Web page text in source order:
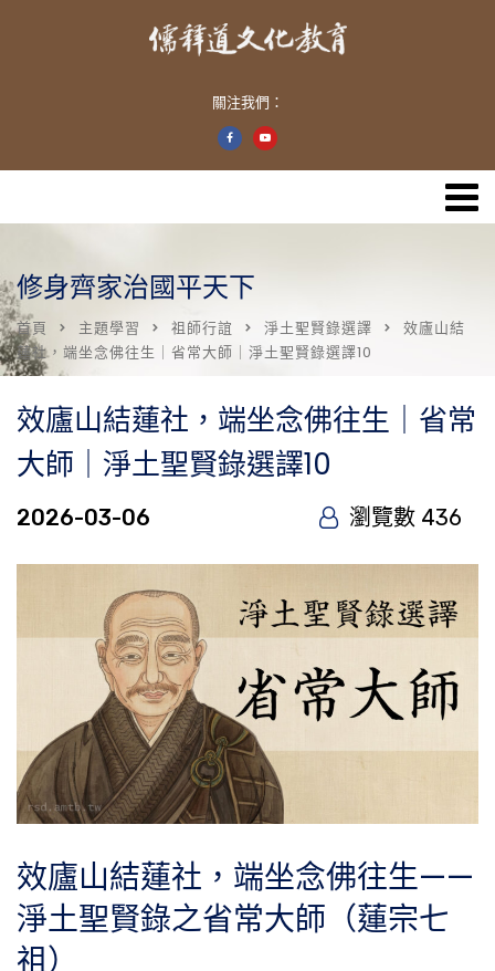
關注我們：
修身齊家治國平天下
首頁 主題學習 祖師行誼 淨土聖賢錄選譯
效廬山結
蓮社，端坐念佛往生｜省常大師｜淨土聖賢錄選譯10
效廬山結蓮社，端坐念佛往生｜省常
大師｜淨土聖賢錄選譯10
2026-03-06 瀏覽數 436
效廬山結蓮社，端坐念佛往生——
淨土聖賢錄之省常大師（蓮宗七
祖）